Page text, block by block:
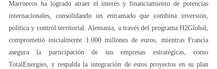
Marruecos ha logrado atraer el interés y financiamiento de potencias
internacionales, consolidando un entramado que combina inversión,
política y control territorial. Alemania, a través del programa H2Global,
comprometió inicialmente 1.000 millones de euros, mientras Francia
asegura la participación de sus empresas estratégicas, como
TotalEnergies, y respalda la integración de estos proyectos en su plan